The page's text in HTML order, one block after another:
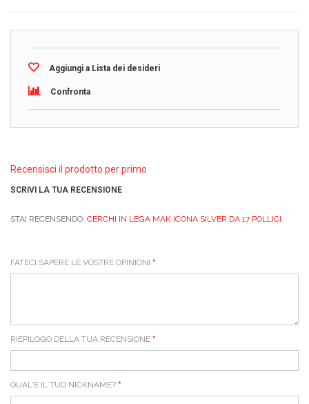
Aggiungi a Lista dei desideri
Confronta
Recensisci il prodotto per primo
SCRIVI LA TUA RECENSIONE
STAI RECENSENDO: CERCHI IN LEGA MAK ICONA SILVER DA 17 POLLICI
FATECI SAPERE LE VOSTRE OPINIONI
RIEPILOGO DELLA TUA RECENSIONE
QUAL'È IL TUO NICKNAME?